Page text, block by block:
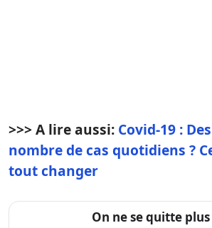
>>> A lire aussi: Covid-19 :
nombre de cas quotidiens ?
tout changer
On ne se quitte